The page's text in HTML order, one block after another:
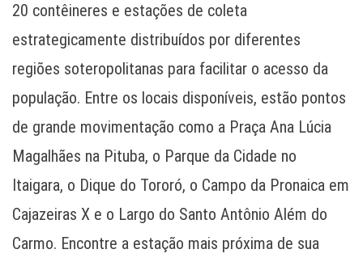
20 contêineres e estações de coleta
estrategicamente distribuídos por diferentes
regiões soteropolitanas para facilitar o acesso da
população. Entre os locais disponíveis, estão pontos
de grande movimentação como a Praça Ana Lúcia
Magalhães na Pituba, o Parque da Cidade no
Itaigara, o Dique do Tororó, o Campo da Pronaica em
Cajazeiras X e o Largo do Santo Antônio Além do
Carmo. Encontre a estação mais próxima de sua